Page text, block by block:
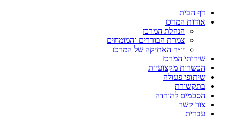
דף הבית
אודות המרכז
הנהלת המרכז
צמרת הבוררים והמומחים
יו״ר האתיקה של המרכז
שירותי המרכז
הכשרות מקצועיות
שיתופי פעולה
בתקשורת
הסכמים להורדה
צור קשר
עברית